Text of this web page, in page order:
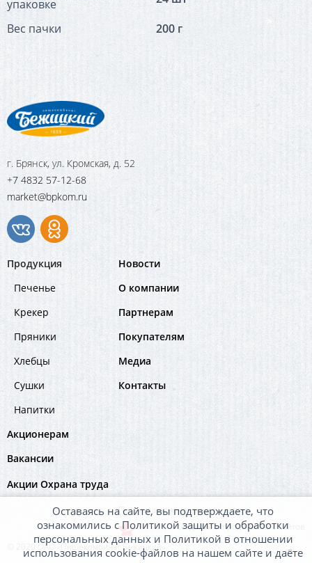
упаковке
Вес пачки
200 г
Оставаясь на сайте, вы подтверждаете, что
ознакомились с Политикой защиты и обработки
персональных данных и Политикой в отношении
использования cookie-файлов на нашем сайте и даёте
г. Брянск, ул. Кромская, д. 52
+7 4832 57-12-68
market@bpkom.ru
Продукция
Печенье
Крекер
Пряники
Хлебцы
Сушки
Напитки
Новости
О компании
Партнерам
Покупателям
Медиа
Контакты
Акционерам
Вакансии
Акции Охрана труда
© 2020 ОАО «Пищекомбинат Бежицкий»
Политика конфиденциальности
– создание и продвижение сайтов